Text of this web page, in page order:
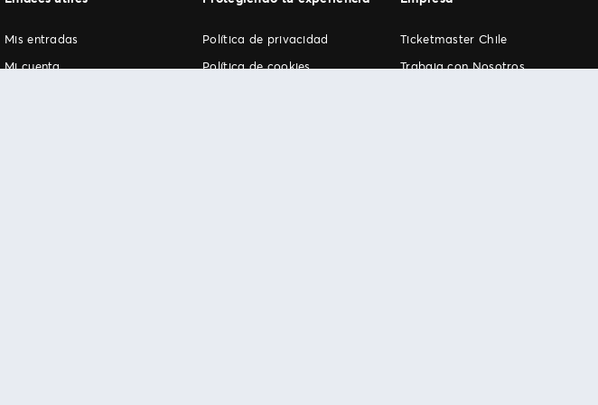
Mis entradas
Mi cuenta
Política de privacidad
Política de cookies
Ticketmaster Chile
Trabaja con Nosotros